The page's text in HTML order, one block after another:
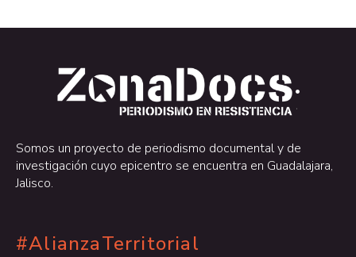
.
.
Somos un proyecto de periodismo documental y de
investigación cuyo epicentro se encuentra en Guadalajara,
Jalisco.
#AlianzaTerritorial